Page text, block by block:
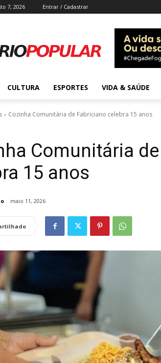
7, 2026 Entrar / Cadastrar
CULTURA ESPORTES VIDA & SAÚDE
Cozinha Comunitária de Fabriciano celebra 15 anos
Comunitária
15 anos
maio 11, 2026